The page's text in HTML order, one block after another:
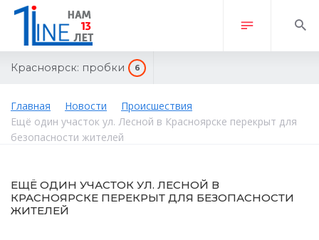
Красноярск: пробки 6
Главная Новости
Происшествия
Ещё один участок ул. Лесной в Красноярске перекрыт для
безопасности жителей
ЕЩЁ ОДИН УЧАСТОК УЛ. ЛЕСНОЙ В
КРАСНОЯРСКЕ ПЕРЕКРЫТ ДЛЯ БЕЗОПАСНОСТИ
ЖИТЕЛЕЙ